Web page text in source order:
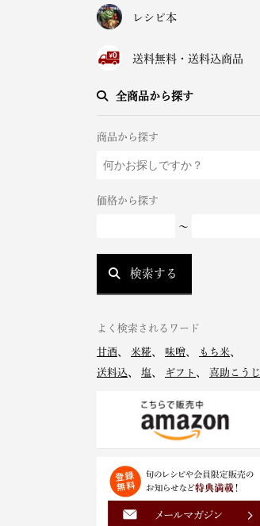
レシピ本
送料無料・送料込商品
全商品から探す
商品から探す
価格から探す
～
検索する
よく検索されるワード
甘酒 米糀 味噌 もち米
送料込
塩 ギフト 喜助こうじ